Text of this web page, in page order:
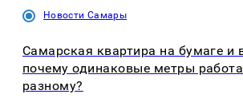
Новости Самары
Самарская квартира на бумаге и
почему одинаковые метры
разному?